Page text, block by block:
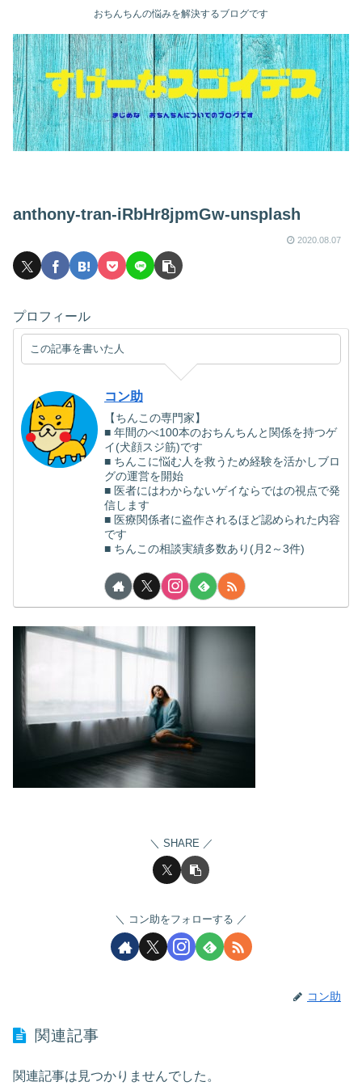
おちんちんの悩みを解決するブログです
anthony-tran-iRbHr8jpmGw-unsplash
2020.08.07
プロフィール
この記事を書いた人
コン助
【ちんこの専門家】
■ 年間のべ100本のおちんちんと関係を持つゲ
イ(犬顔スジ筋)です
■ ちんこに悩む人を救うため経験を活かしブロ
グの運営を開始
■ 医者にはわからないゲイならではの視点で発
信します
■ 医療関係者に盗作されるほど認められた内容
です
■ ちんこの相談実績多数あり(月2～3件)
SHARE
コン助をフォローする
コン助
関連記事
関連記事は見つかりませんでした。